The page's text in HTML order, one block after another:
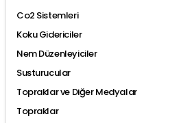
Co2 Sistemleri
Koku Gidericiler
Nem Düzenleyiciler
Susturucular
Topraklar ve Diğer Medyalar
Topraklar